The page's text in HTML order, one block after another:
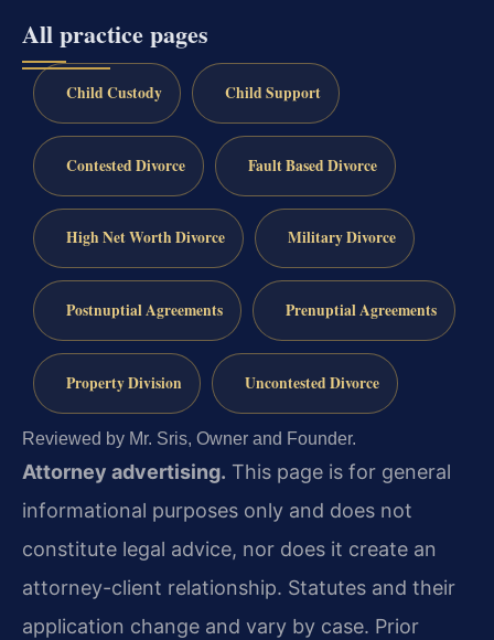
All practice pages
Child Custody Child Support
Contested Divorce Fault Based Divorce
High Net Worth Divorce Military Divorce
Postnuptial Agreements Prenuptial Agreements
Property Division Uncontested Divorce
Reviewed by Mr. Sris, Owner and Founder.
Attorney advertising. This page is for general
informational purposes only and does not
constitute legal advice, nor does it create an
attorney-client relationship. Statutes and their
application change and vary by case. Prior